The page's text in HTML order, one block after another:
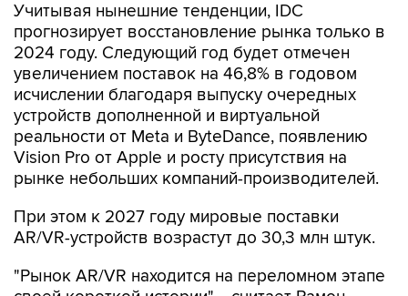
Учитывая нынешние тенденции, IDC
прогнозирует восстановление рынка только в
2024 году. Следующий год будет отмечен
увеличением поставок на 46,8% в годовом
исчислении благодаря выпуску очередных
устройств дополненной и виртуальной
реальности от Meta и ByteDance, появлению
Vision Pro от Apple и росту присутствия на
рынке небольших компаний-производителей.
При этом к 2027 году мировые поставки
AR/VR-устройств возрастут до 30,3 млн штук.
"Рынок AR/VR находится на переломном этапе